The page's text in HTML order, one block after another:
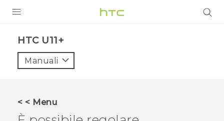
VIVE
ACCESSORI
HTC U11+‎
Manuali
< < Menu